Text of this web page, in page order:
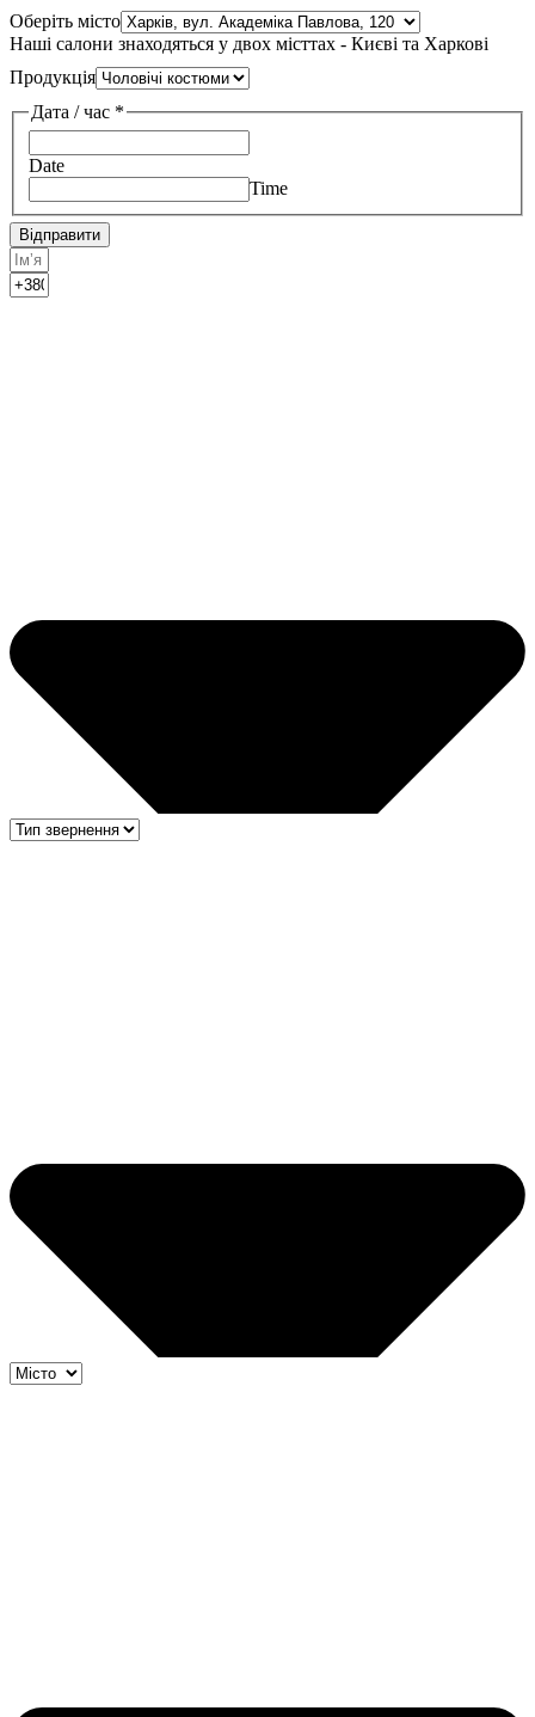
Оберіть місто
Наші салони знаходяться у двох місттах - Києві та Харкові
Продукція
Дата / час *
Date
Time
Відправити